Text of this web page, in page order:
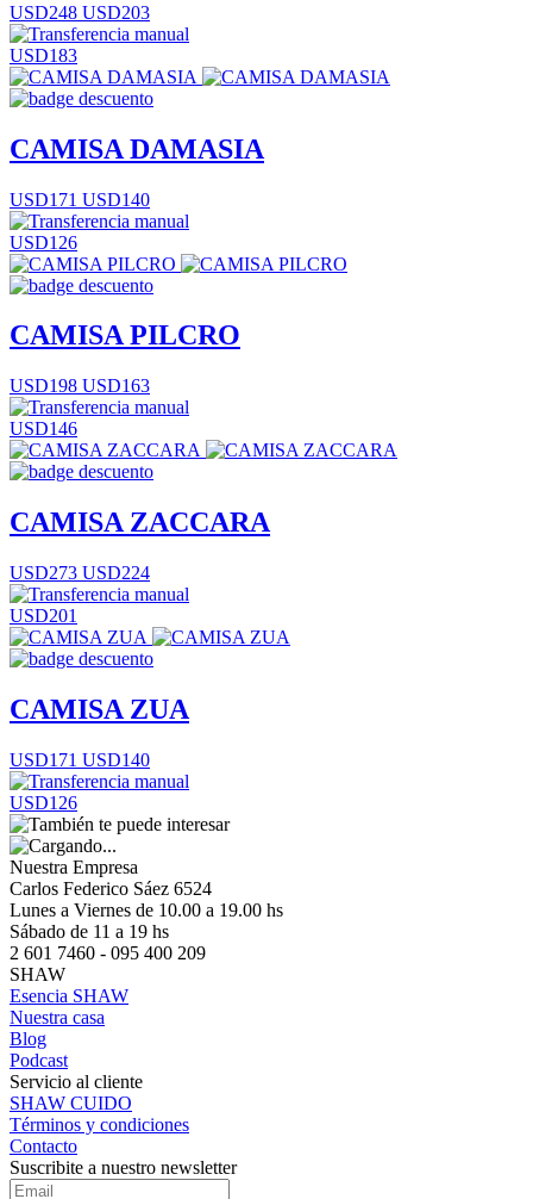
USD248 USD203
USD183
CAMISA DAMASIA
USD171 USD140
USD126
CAMISA PILCRO
USD198 USD163
USD146
CAMISA ZACCARA
USD273 USD224
USD201
CAMISA ZUA
USD171 USD140
USD126
Nuestra Empresa
Carlos Federico Sáez 6524
Lunes a Viernes de 10.00 a 19.00 hs
Sábado de 11 a 19 hs
2 601 7460 - 095 400 209
SHAW
Esencia SHAW
Nuestra casa
Blog
Podcast
Servicio al cliente
SHAW CUIDO
Términos y condiciones
Contacto
Suscribite a nuestro newsletter